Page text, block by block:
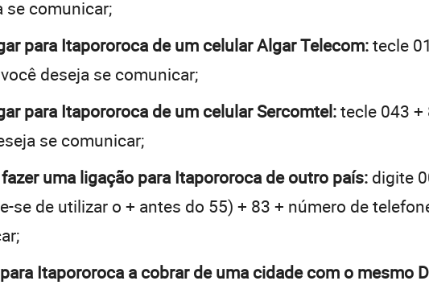
se comunicar;
para Itapororoca de um celular Algar Telecom:tecle
deseja se comunicar;
para Itapororoca de um celular Sercomtel:tecle 043 +
se comunicar;
uma ligação para Itapororoca de outro país: digite
se de utilizar o + antes do 55) + 83 + número de
Itapororoca a cobrar de uma cidade com o mesmo